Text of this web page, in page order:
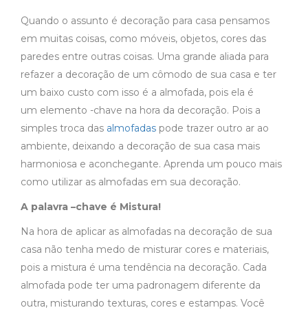
Quando o assunto é decoração para casa pensamos
em muitas coisas, como móveis, objetos, cores das
paredes entre outras coisas. Uma grande aliada para
refazer a decoração de um cômodo de sua casa e ter
um baixo custo com isso é a almofada, pois ela é
um elemento -chave na hora da decoração. Pois a
simples troca das almofadas pode trazer outro ar ao
ambiente, deixando a decoração de sua casa mais
harmoniosa e aconchegante. Aprenda um pouco mais
como utilizar as almofadas em sua decoração.
A palavra –chave é Mistura!
Na hora de aplicar as almofadas na decoração de sua
casa não tenha medo de misturar cores e materiais,
pois a mistura é uma tendência na decoração. Cada
almofada pode ter uma padronagem diferente da
outra, misturando texturas, cores e estampas. Você